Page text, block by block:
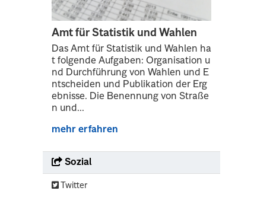
Amt für Statistik und Wahlen
Das Amt für Statistik und Wahlen ha
t folgende Aufgaben: Organisation u
nd Durchführung von Wahlen und E
ntscheiden und Publikation der Erg
ebnisse. Die Benennung von Straße
n und...
mehr erfahren
Sozial
Twitter